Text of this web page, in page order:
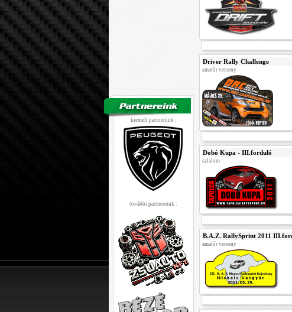
kiemelt partnerünk :
további partnereink :
Driver Rally Challenge
amatőr verseny
Dobó Kupa - III.forduló
szlalom
B.A.Z. RallySprint 2011
amatőr verseny